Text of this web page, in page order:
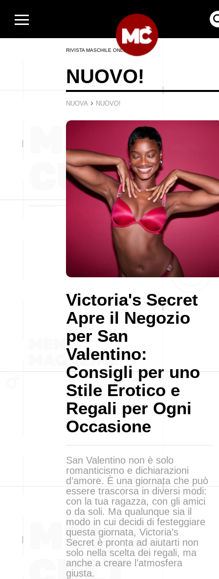
RIVISTA MASCHILE ONLINE
NUOVO!
NUOVA › NUOVO!
Victoria's Secret
Apre il Negozio
per San
Valentino:
Consigli per uno
Stile Erotico e
Regali per Ogni
Occasione
San Valentino non è solo
romanticismo e dichiarazioni
d’amore. È una giornata che può
essere trascorsa in diversi modi:
con la tua ragazza, con gli amici
o da soli. Ma qualunque sia il
modo in cui decidi di festeggiare
questa giornata, Victoria’s
Secret è pronta ad aiutarti non
solo nella scelta dei regali, ma
anche a creare l’atmosfera
giusta.